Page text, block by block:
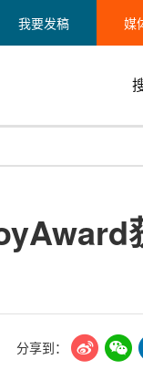
我要发稿 媒
和
时尚与艺术
坡
分享到：